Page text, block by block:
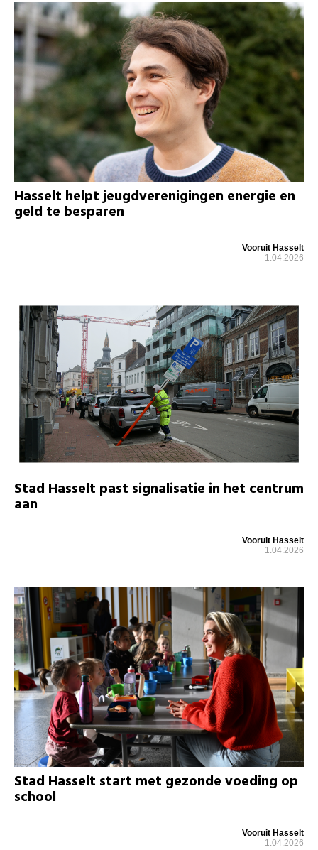
Hasselt helpt jeugdverenigingen energie en
geld te besparen
Vooruit Hasselt
1.04.2026
Stad Hasselt past signalisatie in het centrum
aan
Vooruit Hasselt
1.04.2026
Stad Hasselt start met gezonde voeding op
school
Vooruit Hasselt
1.04.2026